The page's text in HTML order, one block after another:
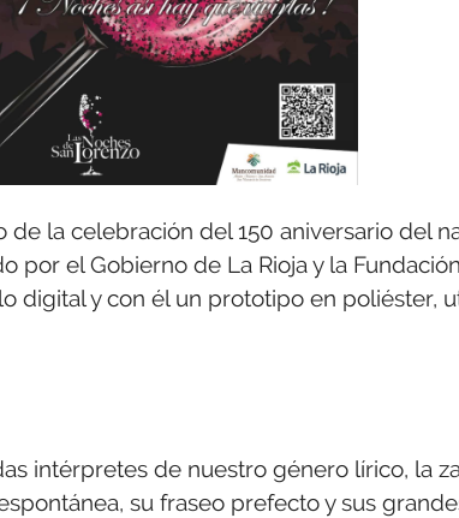
la celebración del 150 aniversario del
por el Gobierno de La Rioja y la
digital y con él un prototipo en poliéster,
intérpretes de nuestro género lírico, la
su fraseo prefecto y sus